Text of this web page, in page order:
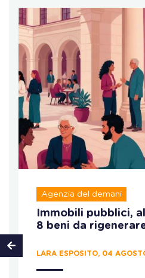
Agenzia del demani
Immobili pubblici,
8 beni da
LARA ESPOSITO, 04